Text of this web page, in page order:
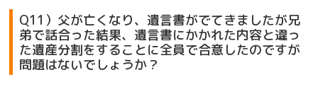
Q11）父が亡くなり、遺言書がでてきましたが兄
弟で話合った結果、遺言書にかかれた内容と違っ
た遺産分割をすることに全員で合意したのですが
問題はないでしょうか？